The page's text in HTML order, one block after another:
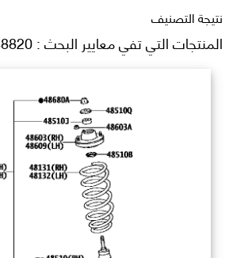
نتيجة التصنيف
المنتجات التي تفي معايير البحث : 48820 0K030